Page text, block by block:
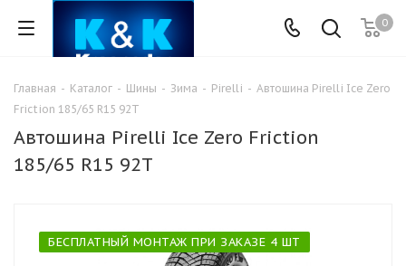
0
Главная - Каталог - Шины - Зима - Pirelli - Автошина Pirelli Ice Zero
Friction 185/65 R15 92T
Автошина Pirelli Ice Zero Friction
185/65 R15 92T
БЕСПЛАТНЫЙ МОНТАЖ ПРИ ЗАКАЗЕ 4 ШТ